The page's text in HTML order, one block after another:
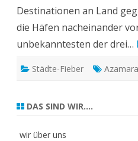
Destinationen an Land
die Häfen nacheinander
unbekanntesten der drei…
Städte-Fieber
DAS SIND WIR….
wir über uns